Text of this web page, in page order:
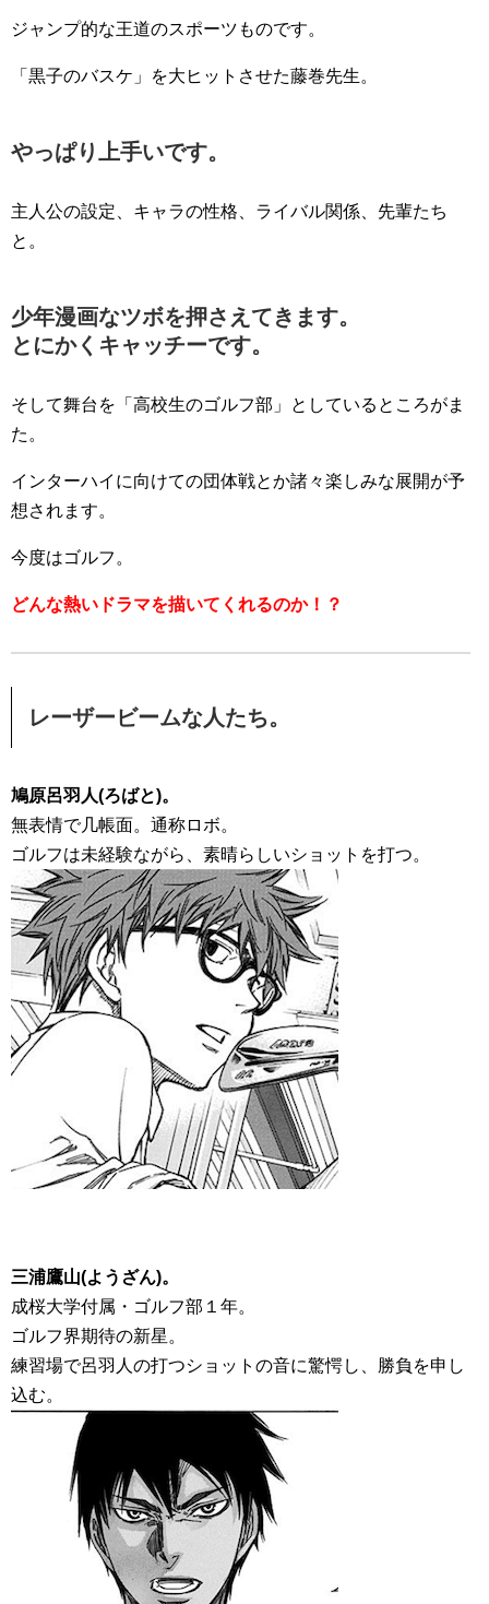
ジャンプ的な王道のスポーツものです。
「黒子のバスケ」を大ヒットさせた藤巻先生。
やっぱり上手いです。
主人公の設定、キャラの性格、ライバル関係、先輩たち
と。
少年漫画なツボを押さえてきます。
とにかくキャッチーです。
そして舞台を「高校生のゴルフ部」としているところがま
た。
インターハイに向けての団体戦とか諸々楽しみな展開が予
想されます。
今度はゴルフ。
どんな熱いドラマを描いてくれるのか！？
レーザービームな人たち。
鳩原呂羽人(ろばと)。
無表情で几帳面。通称ロボ。
ゴルフは未経験ながら、素晴らしいショットを打つ。
三浦鷹山(ようざん)。
成桜大学付属・ゴルフ部１年。
ゴルフ界期待の新星。
練習場で呂羽人の打つショットの音に驚愕し、勝負を申し
込む。